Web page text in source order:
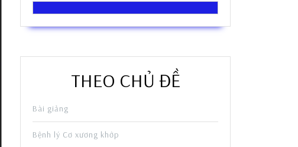
THEO CHỦ ĐỀ
Bài giảng
Bệnh lý Cơ xương khớp